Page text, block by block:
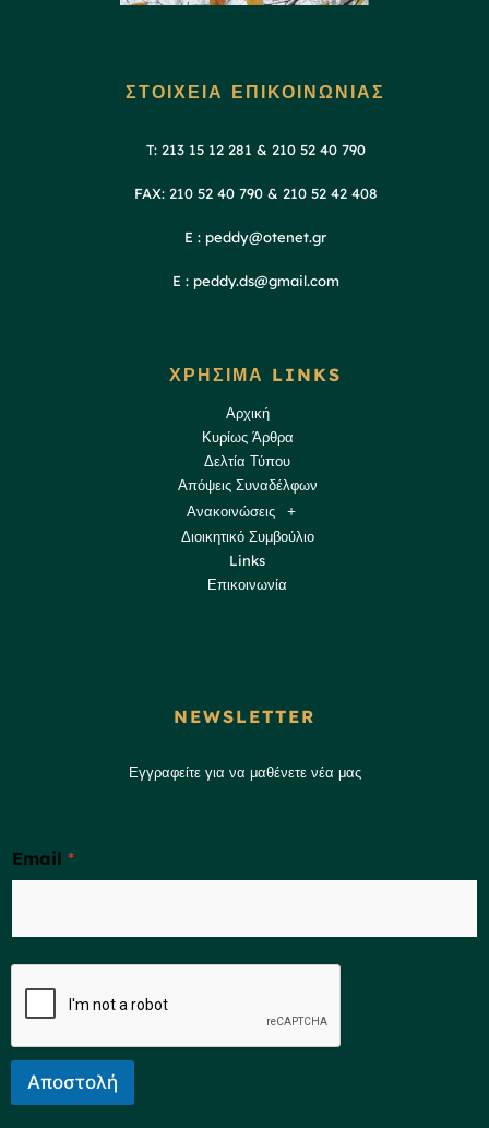
ΣΤΟΙΧΕΙΑ ΕΠΙΚΟΙΝΩΝΙΑΣ
T: 213 15 12 281 & 210 52 40 790
FAX: 210 52 40 790 & 210 52 42 408
E : peddy@otenet.gr
E : peddy.ds@gmail.com
ΧΡΗΣΙΜΑ LINKS
Αρχική
Κυρίως Άρθρα
Δελτία Τύπου
Απόψεις Συναδέλφων
Ανακοινώσεις
Διοικητικό Συμβούλιο
Links
Επικοινωνία
NEWSLETTER
Εγγραφείτε για να μαθένετε νέα μας
Email *
Αποστολή